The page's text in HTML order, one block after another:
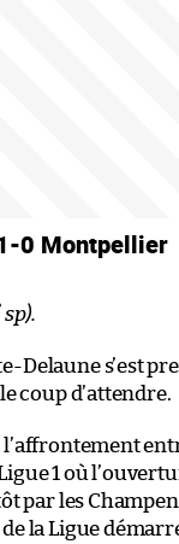
0 Montpellier
sp).
Delaune s’est
coup d’attendre.
1 où
par les
de la Ligue